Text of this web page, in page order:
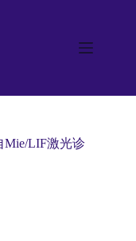
Mie/LIF激光诊